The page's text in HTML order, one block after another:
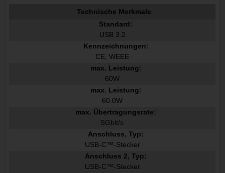
Technische Merkmale
Standard:
USB 3.2
Kennzeichnungen:
CE, WEEE
max. Leistung:
60W
max. Leistung:
60.0W
max. Übertragungsrate:
5Gbit/s
Anschluss, Typ:
USB-C™-Stecker
Anschluss 2, Typ:
USB-C™-Stecker